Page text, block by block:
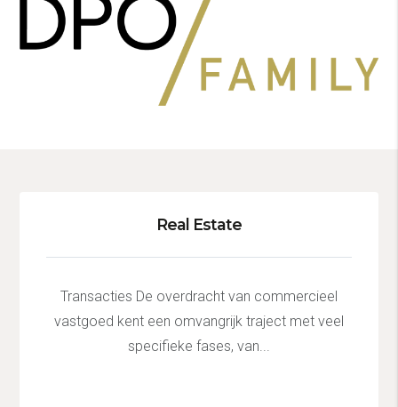
Real Estate
Transacties De overdracht van commercieel
vastgoed kent een omvangrijk traject met veel
specifieke fases, van...